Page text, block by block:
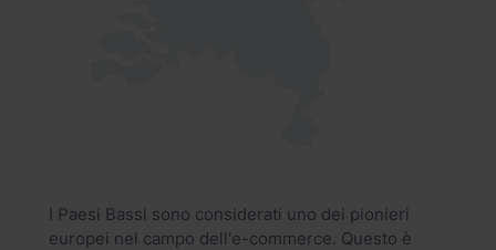
I Paesi Bassi sono considerati uno dei pionieri
europei nel campo dell'e-commerce. Questo è